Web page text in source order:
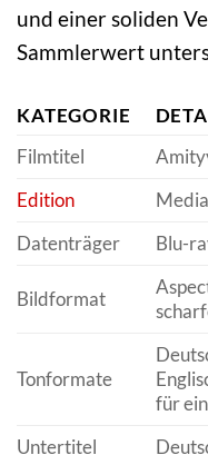
und einer soliden
Sammlerwert
KATEGORIE
Filmtitel
Edition
Datenträger
Blu-
Bildformat
Tonformate
für
Untertitel